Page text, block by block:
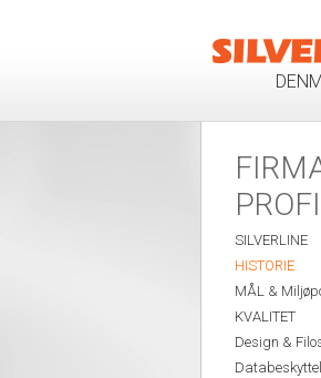
SILVERLINE
HISTORIE
MÅL &
KVALITET
Design &